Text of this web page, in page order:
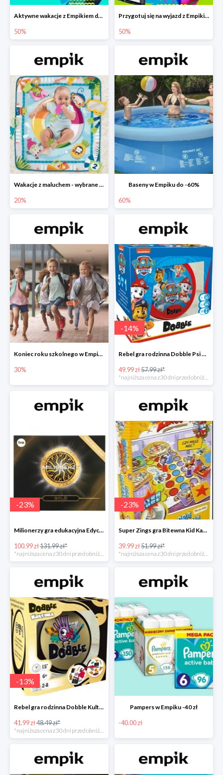
Aktywne wakacje z Empikiem do -50%
50%
Przygotuj się na wyjazd z Empikiem - rabaty do -50%
50%
Wakacje z maluchem - wybrane zabawki Fisher-Price w Empiku-20%
20%
Baseny w Empiku do -60%
60%
Koniec roku szkolnego w Empiku - prezenty dla dzieci i nauczycieli do -30%
30%
-14%
Rebel gra rodzinna Dobble Psi Patrol w Empiku Premium
49.99 zł57.99 zł*
-23%
Milionerzy gra edukacyjna Edycja Gold w super cenie w Empiku Premium
100.99 zł131.99 zł*
*najniższa cena z 30 dni przed obniżką
-23%
Super Zings gra Bitewna Kid Kazom w super cenie w Empiku Premium
39.99 zł51.99 zł*
*najniższa cena z 30 dni przed obniżką
-13%
Rebel gra rodzinna Dobble Kultura w super cenie w Empiku Premium
41.99 zł48.49 zł*
Pampers w Empiku -40 zł
-40.00 zł